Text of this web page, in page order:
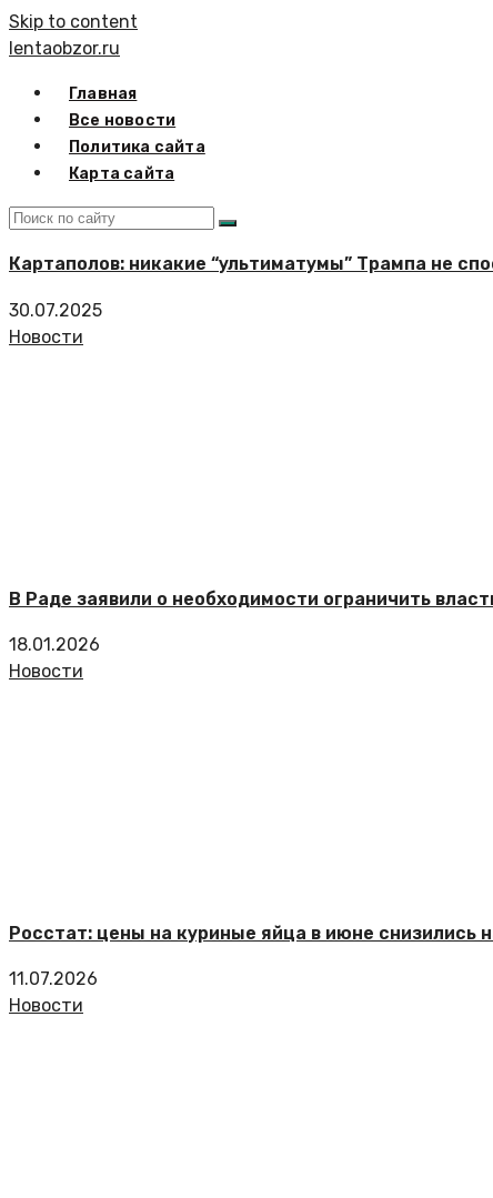
Skip to content
lentaobzor.ru
Главная
Все новости
Политика сайта
Карта сайта
Картаполов: никакие “ультиматумы” Трампа не
30.07.2025
Новости
В Раде заявили о необходимости ограничить
18.01.2026
Новости
Росстат: цены на куриные яйца в июне снизились
11.07.2026
Новости